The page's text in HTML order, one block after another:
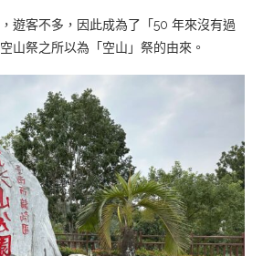
遊客不多，因此成為了「50 年來沒有過
山祭之所以為「空山」祭的由來。